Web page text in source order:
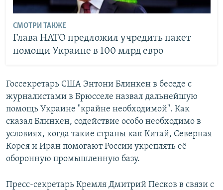
СМОТРИ ТАКЖЕ
Глава НАТО предложил учредить пакет
помощи Украине в 100 млрд евро
Госсекретарь США Энтони Блинкен в беседе с
журналистами в Брюсселе назвал дальнейшую
помощь Украине "крайне необходимой". Как
сказал Блинкен, содействие особо необходимо в
условиях, когда такие страны как Китай, Северная
Корея и Иран помогают России укреплять её
оборонную промышленную базу.
Пресс-секретарь Кремля Дмитрий Песков в связи с